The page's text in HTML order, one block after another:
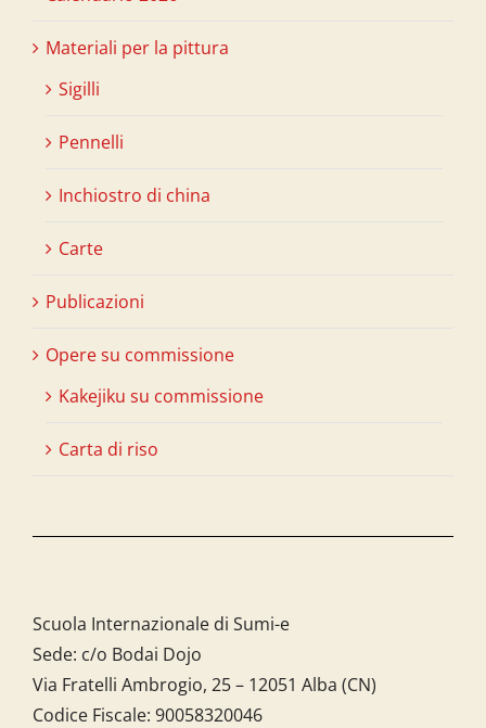
Materiali per la pittura
Sigilli
Pennelli
Inchiostro di china
Carte
Publicazioni
Opere su commissione
Kakejiku su commissione
Carta di riso
Scuola Internazionale di Sumi-e
Sede: c/o Bodai Dojo
Via Fratelli Ambrogio, 25 – 12051 Alba (CN)
Codice Fiscale: 90058320046